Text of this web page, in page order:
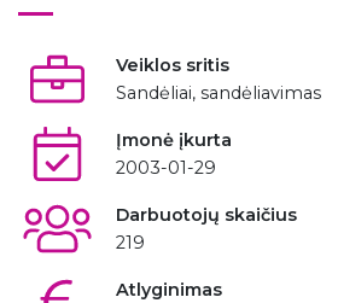
Veiklos sritis
Sandėliai, sandėliavimas
Įmonė įkurta
2003-01-29
Darbuotojų skaičius
219
Atlyginimas